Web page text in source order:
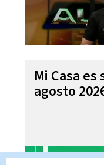
Mi Casa es
agosto